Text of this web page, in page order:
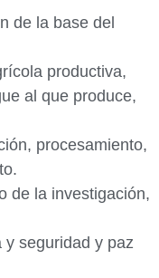
de la base del
productiva,
al que produce,
procesamiento,
de la investigación,
y seguridad y paz